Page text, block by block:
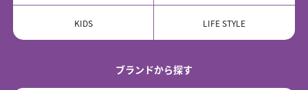
KIDS LIFE STYLE
ブランドから探す